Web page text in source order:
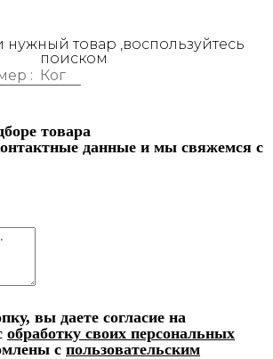
нужный товар ,воспользуйтесь
поиском
товара
данные и мы свяжемся с
вы даете согласие на
обработку своих персональных
с пользовательским